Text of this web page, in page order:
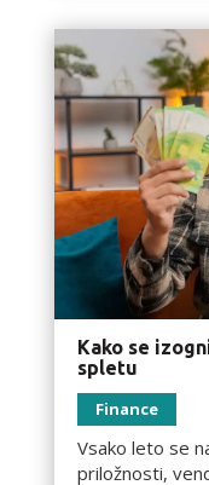
Kako se
spletu
Finance
Vsako leto se
priložnosti,